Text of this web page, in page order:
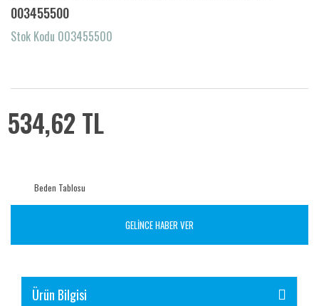
003455500
Stok Kodu 003455500
534,62 TL
Beden Tablosu
GELİNCE HABER VER
Ürün Bilgisi